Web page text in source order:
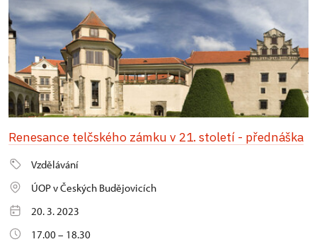
Renesance telčského zámku v 21. století - přednáška
Vzdělávání
ÚOP v Českých Budějovicích
20. 3. 2023
17.00 – 18.30